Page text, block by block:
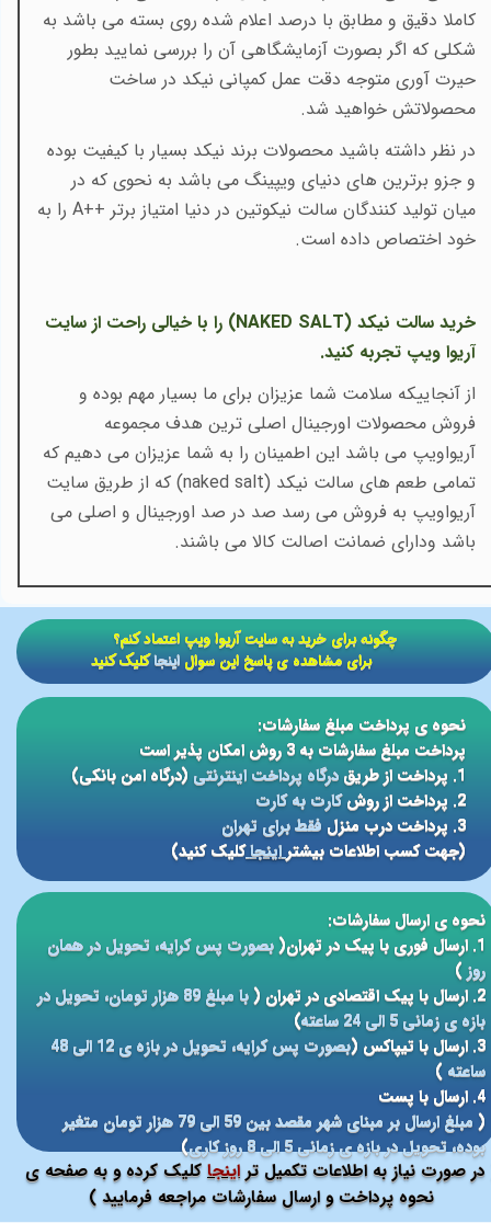
کاملا دقیق و مطابق با درصد اعلام شده روی بسته می باشد به
شکلی که اگر بصورت آزمایشگاهی آن را بررسی نمایید بطور
حیرت آوری متوجه دقت عمل کمپانی نیکد در ساخت
محصولاتش خواهید شد.
در نظر داشته باشید محصولات برند نیکد بسیار با کیفیت بوده
و جزو برترین های دنیای ویپینگ می باشد به نحوی که در
میان تولید کنندگان سالت نیکوتین در دنیا امتیاز برتر A++را به
خود اختصاص داده است.
خرید سالت نیکد (NAKED SALT) را با خیالی راحت از سایت
آریوا ویپ تجربه کنید.
از آنجاییکه سلامت شما عزیزان برای ما بسیار مهم بوده و
فروش محصولات اورجینال اصلی ترین هدف مجموعه
آریواویپ می باشد این اطمینان را به شما عزیزان می دهیم که
تمامی طعم های سالت نیکد (
naked salt) که از طریق سایت
آریواویپ به فروش می رسد صد در صد اورجینال و اصلی می
باشد ودارای ضمانت اصالت کالا می باشند.
صورت نیاز به اطلاعات تکمیل تراینجا کلیک کرده و به صفحه ی
نحوه پرداخت و ارسال سفارشات مراجعه فرمایید )
نحوه ی پرداخت مبلغ سفارشات:
پرداخت مبلغ سفارشات به 3 روش امکان پذیر است
1. پرداخت از طریق
درگاه پرداخت اینترنتی(درگاه امن بانکی)
2. پرداخت از روش
کارت به کارت
3. پرداخت درب منزل
فقط برای تهران
(جهت کسب اطلاعات بیشتر اینجاکلیک کنید)
نحوه ی ارسال سفارشات:
1. ارسال فوری با پیک در تهران(
بصورت پس کرایه، تحویل در همان
روز)
2. ارسال با پیک اقتصادی در تهران (
با مبلغ 89 هزار تومان، تحویل در
بازه ی زمانی 5 الی 24 ساعته
)
3. ارسال با تیپاکس (
بصورت پس کرایه، تحویل در بازه ی 12 الی 48
ساعته )
4. ارسال با پست
(
مبلغ ارسال بر مبنای شهر مقصد بین 59 الی 79 هزار تومان متغیر
بوده، تحویل در بازه ی زمانی 5 الی 8 روز کاری
)
​​چگونه برای خرید به سایت آریوا ویپ اعتماد کنم؟
برای مشاهده ی پاسخ این سوالاینجاکلیک کنید